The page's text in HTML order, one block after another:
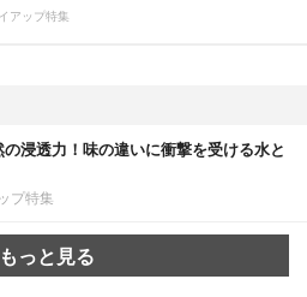
アップ特集
浸透力！味の違いに衝撃を受ける水と
プ特集
もっと見る